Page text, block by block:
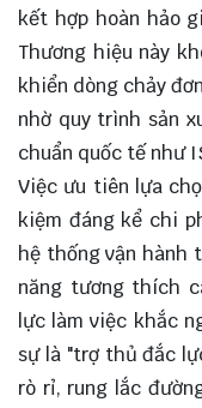
kết hợp hoàn hảo
Thương hiệu này
khiển dòng chảy
nhờ quy trình sản
chuẩn quốc tế như
Việc ưu tiên lựa
kiệm đáng kể chi
hệ thống vận hành
năng tương thích
lực làm việc khắc
sự là "trợ thủ đắc
rò rỉ, rung lắc